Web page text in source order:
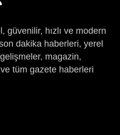
güvenilir, hızlı ve modern
dakika haberleri, yerel
magazin,
tüm gazete haberleri